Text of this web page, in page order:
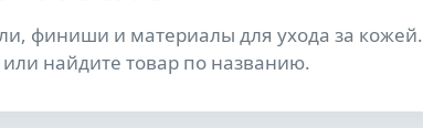
финиши и материалы для ухода за кожей.
найдите товар по названию.